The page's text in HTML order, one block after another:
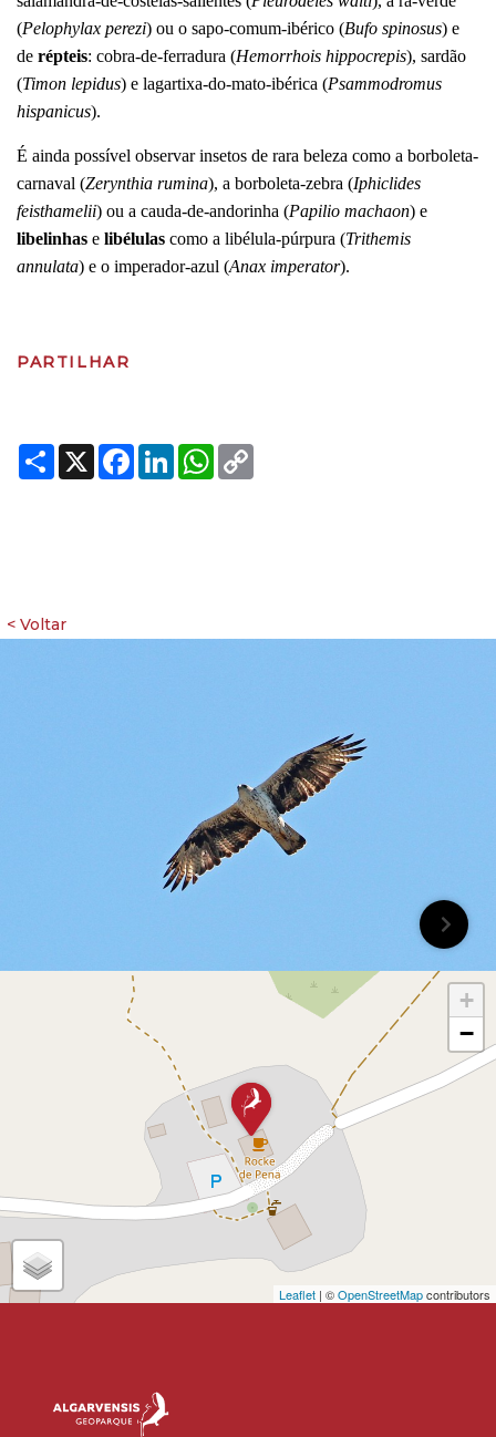
(Pelophylax perezi) ou o sapo-comum-ibérico (Bufo spinosus) e
de répteis: cobra-de-ferradura (Hemorrhois hippocrepis), sardão
(Timon lepidus) e lagartixa-do-mato-ibérica (Psammodromus
hispanicus).
É ainda possível observar insetos de rara beleza como a borboleta-
carnaval (Zerynthia rumina), a borboleta-zebra (Iphiclides
feisthamelii) ou a cauda-de-andorinha (Papilio machaon) e
libelinhas e libélulas como a libélula-púrpura (Trithemis
annulata) e o imperador-azul (Anax imperator).
PARTILHAR
Share
X Facebook
LinkedInWhatsApp
+
−
Leaflet | ©OpenStreetMapcontributors